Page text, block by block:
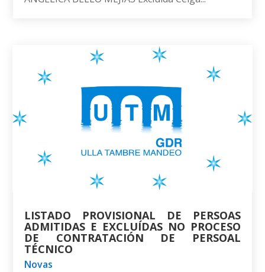
LISTADO PROVISIONAL DE PERSOAS
ADMITIDAS E EXCLUÍDAS NO PROCESO
DE CONTRATACIÓN DE PERSOAL
TÉCNICO
Novas